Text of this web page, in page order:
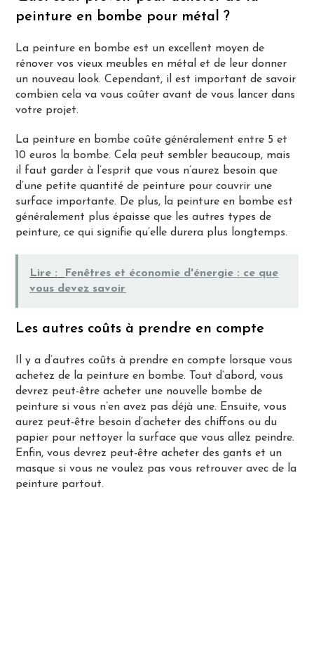
peinture en bombe pour métal ?
La peinture en bombe est un excellent moyen de
rénover vos vieux meubles en métal et de leur donner
un nouveau look. Cependant, il est important de savoir
combien cela va vous coûter avant de vous lancer dans
votre projet.
La peinture en bombe coûte généralement entre 5 et
10 euros la bombe. Cela peut sembler beaucoup, mais
il faut garder à l’esprit que vous n’aurez besoin que
d’une petite quantité de peinture pour couvrir une
surface importante. De plus, la peinture en bombe est
généralement plus épaisse que les autres types de
peinture, ce qui signifie qu’elle durera plus longtemps.
Lire :
Fenêtres et économie d'énergie : ce que
vous devez savoir
Les autres coûts à prendre en compte
Il y a d’autres coûts à prendre en compte lorsque vous
achetez de la peinture en bombe. Tout d’abord, vous
devrez peut-être acheter une nouvelle bombe de
peinture si vous n’en avez pas déjà une. Ensuite, vous
aurez peut-être besoin d’acheter des chiffons ou du
papier pour nettoyer la surface que vous allez peindre.
Enfin, vous devrez peut-être acheter des gants et un
masque si vous ne voulez pas vous retrouver avec de la
peinture partout.